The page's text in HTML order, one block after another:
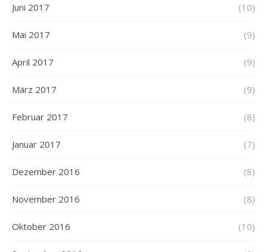
Juni 2017 (10)
Mai 2017 (9)
April 2017 (9)
März 2017 (9)
Februar 2017 (8)
Januar 2017 (7)
Dezember 2016 (8)
November 2016 (8)
Oktober 2016 (10)